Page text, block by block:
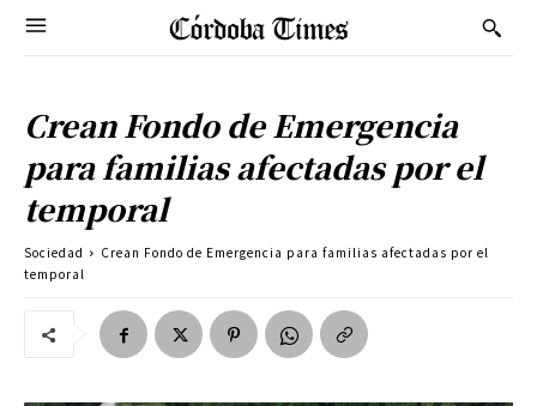
Crean Fondo de Emergencia
para familias afectadas por el
temporal
Sociedad
Crean Fondo de Emergencia para familias afectadas por el
temporal